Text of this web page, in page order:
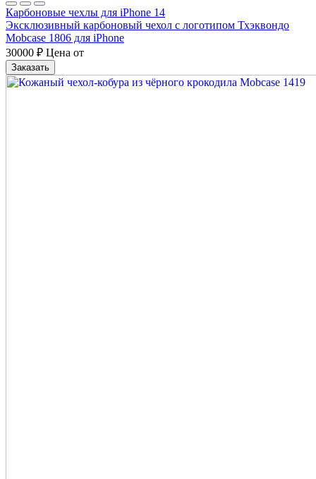
Карбоновые чехлы для iPhone 14
Эксклюзивный карбоновый чехол с логотипом Тхэквондо
Mobcase 1806 для iPhone
30000 ₽ Цена от
Заказать